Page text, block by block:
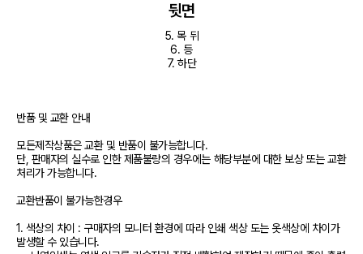
뒷면
5. 목 뒤
6. 등
7. 하단
반품 및 교환 안내
모든제작상품은 교환 및 반품이 불가능합니다.
단, 판매자의 실수로 인한 제품불량의 경우에는 해당부분에 대한 보상 또는 교환
처리가 가능합니다.
교환반품이 불가능한경우
1. 색상의 차이 : 구매자의 모니터 환경에 따라 인쇄 색상 도는 옷색상에 차이가
발생할 수 있습니다.